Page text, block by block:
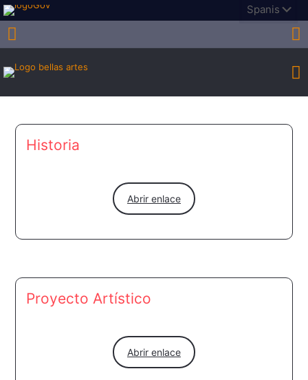
Historia
Abrir enlace
Proyecto Artístico
Abrir enlace